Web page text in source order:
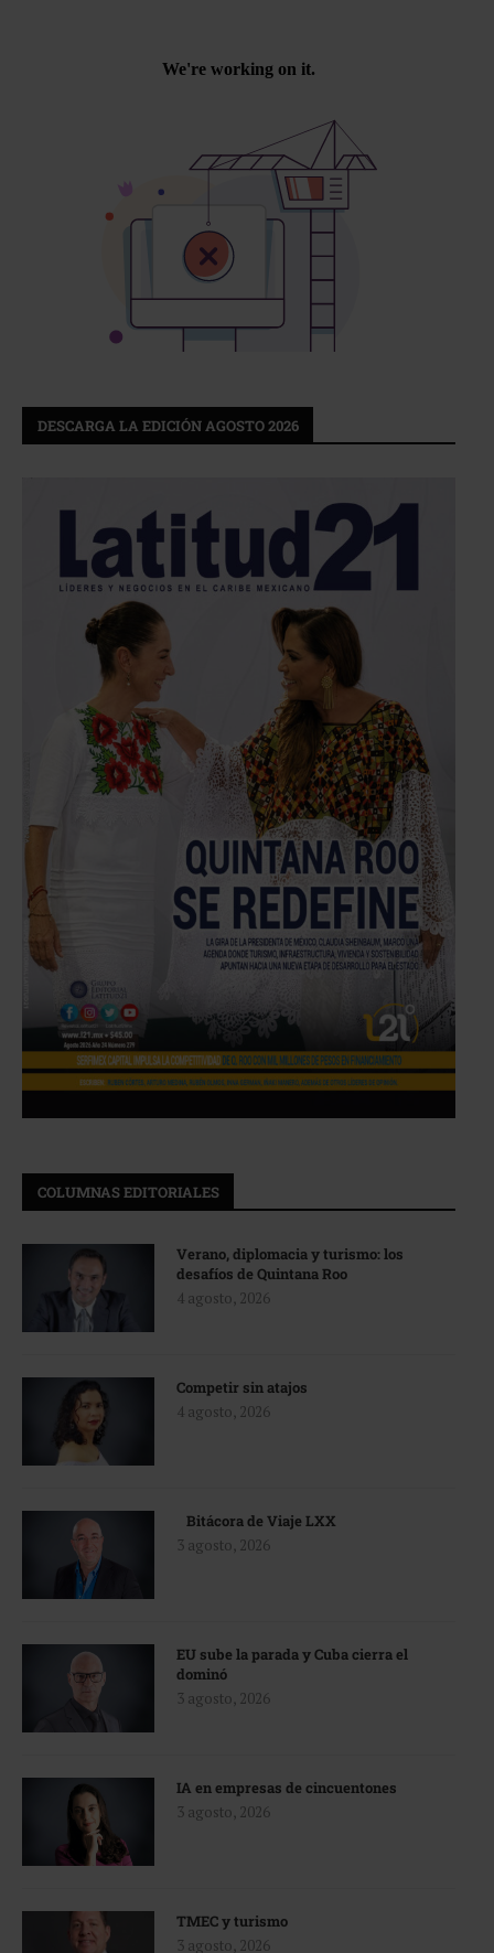
DESCARGA LA EDICIÓN AGOSTO 2026
COLUMNAS EDITORIALES
Verano, diplomacia y turismo: los
desafíos de Quintana Roo
4 agosto, 2026
Competir sin atajos
4 agosto, 2026
Bitácora de Viaje LXX
3 agosto, 2026
EU sube la parada y Cuba cierra el
dominó
3 agosto, 2026
IA en empresas de cincuentones
3 agosto, 2026
TMEC y turismo
3 agosto, 2026